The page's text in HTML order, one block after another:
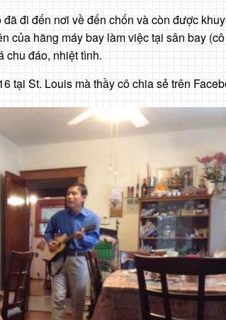
đi đến nơi về đến chốn và còn được
của hãng máy bay làm việc tại sân bay
chu đáo, nhiệt tình.
tại St. Louis mà thầy cô chia sẻ trên